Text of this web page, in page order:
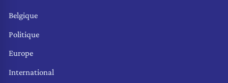
Belgique
Politique
Europe
International